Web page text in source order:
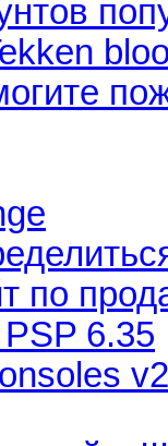
по
6.35